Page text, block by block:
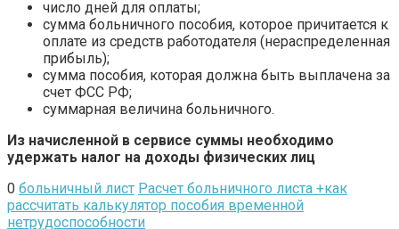
число дней для оплаты;
сумма больничного пособия, которое причитается к
оплате из средств работодателя (нераспределенная
прибыль);
сумма пособия, которая должна быть выплачена за
счет ФСС РФ;
суммарная величина больничного.
Из начисленной в сервисе суммы необходимо
удержать налог на доходы физических лиц
0 больничный лист Расчет больничного листа +как
рассчитать калькулятор пособия временной
нетрудоспособности